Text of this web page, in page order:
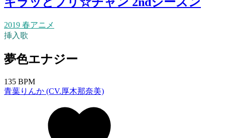
2019 春アニメ
挿入歌
夢色エナジー
135 BPM
青葉りんか (CV.厚木那奈美)